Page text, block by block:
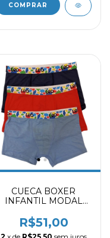
COMPRAR
CUECA BOXER
INFANTIL MODAL
- AZUL PORCELANA -
VERMELHO 2031403
R$51,00